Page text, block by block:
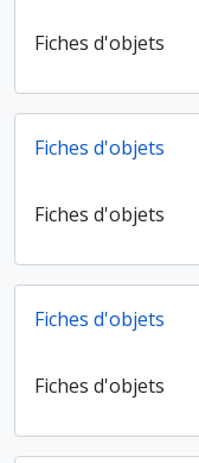
Fiches d'objets
Fiches d'objets
Fiches d'objets
Fiches d'objets
Fiches d'objets